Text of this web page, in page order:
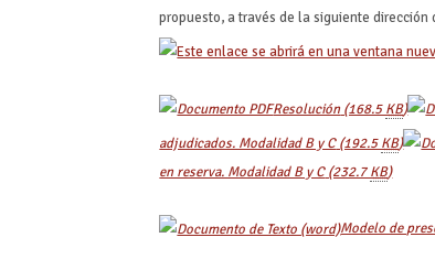
propuesto, a través de la siguiente
Resolución(168.5KB)
adjudicados. Modalidad B y C(192.5KB)
en reserva. Modalidad B y C(232.7KB)
Modelo de